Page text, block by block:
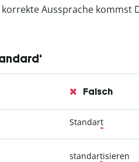
Aussprache kommst
Falsch
Standart
standartisieren